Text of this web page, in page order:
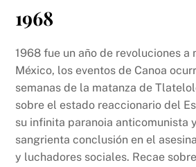
1968
1968 fue un año de revoluciones a
México, los eventos de Canoa
semanas de la matanza de
sobre el estado reaccionario del
su infinita paranoia anticomunista
sangrienta conclusión en el
y luchadores sociales. Recae